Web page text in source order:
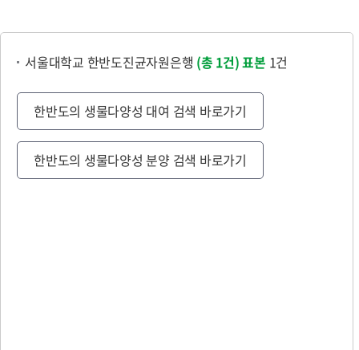
서울대학교 한반도진균자원은행 (총 1건)표본 1건
한반도의 생물다양성 대여 검색 바로가기
한반도의 생물다양성 분양 검색 바로가기